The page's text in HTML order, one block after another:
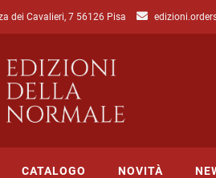
dei Cavalieri, 7 56126 Pisa
CATALOGO NOVITÀ